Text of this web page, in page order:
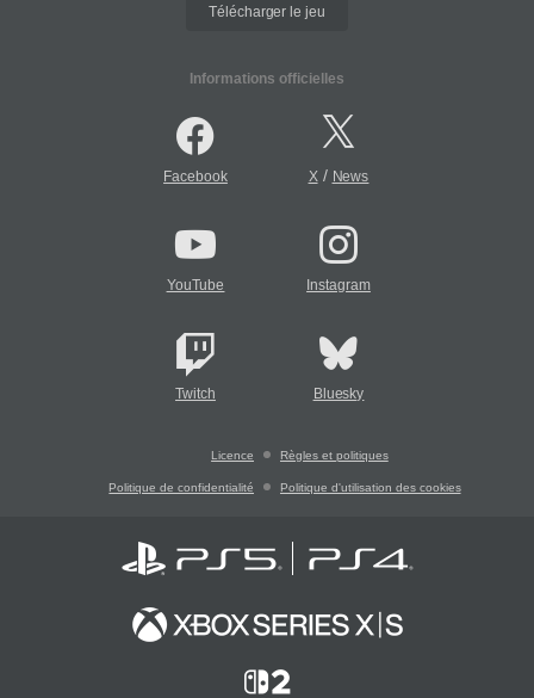
Télécharger le jeu
Informations officielles
Facebook X/ News
YouTube Instagram
Twitch Bluesky
Licence Règles et politiques
Politique de confidentialité Politique d'utilisation des cookies